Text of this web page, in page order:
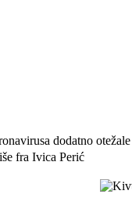
dodatno
fra Ivica Perić